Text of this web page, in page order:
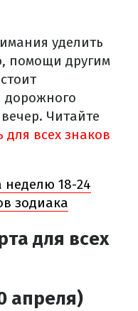
уделить
помощи другим
дорожного
Читайте
всех знаков
неделю 18-24
зодиака
для всех
апреля)